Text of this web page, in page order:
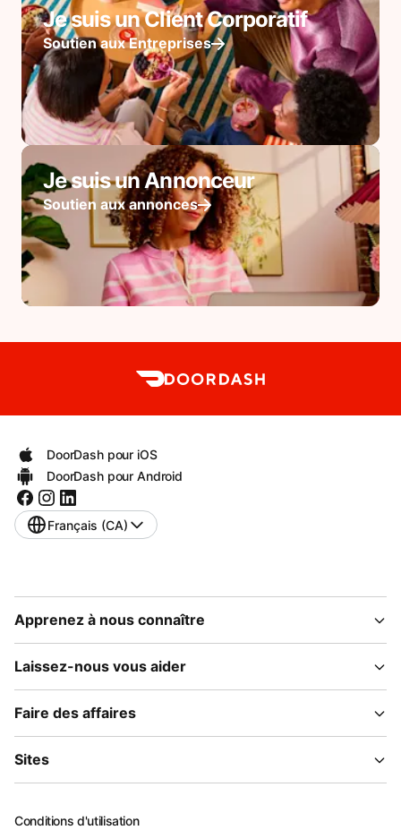
Je suis un Client Corporatif
Soutien aux Entreprises
Je suis un Annonceur
Soutien aux annonces
DoorDash pour iOS
DoorDash pour Android
Français (CA)
Apprenez à nous connaître
Laissez-nous vous aider
Faire des affaires
Sites
Conditions d'utilisation